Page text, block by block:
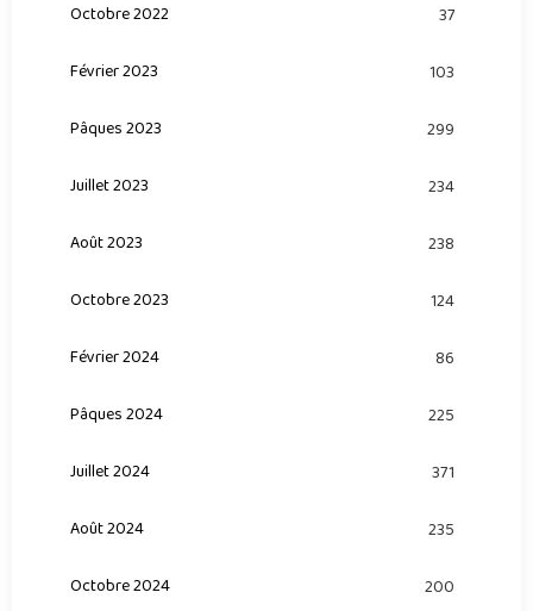
Octobre 2022 37
Février 2023 103
Pâques 2023 299
Juillet 2023 234
Août 2023 238
Octobre 2023 124
Février 2024 86
Pâques 2024 225
Juillet 2024 371
Août 2024 235
Octobre 2024 200